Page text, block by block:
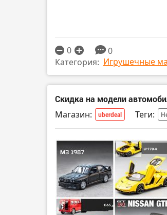
0
0
Категория: Игрушечные
Скидка на модели
Магазин: uberdeal Теги: